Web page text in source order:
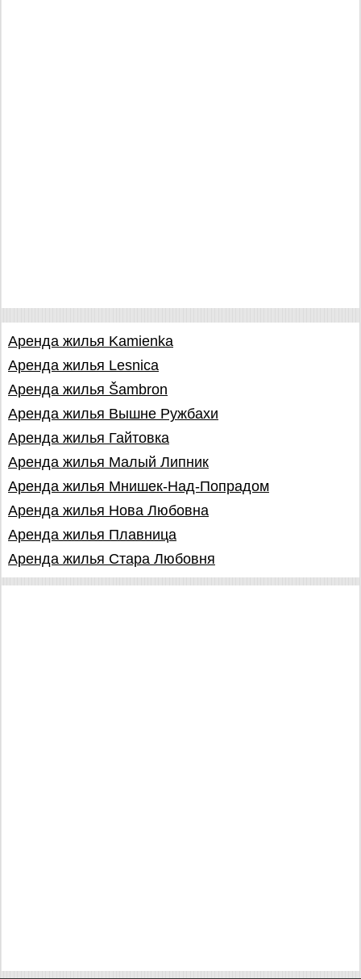
Аренда жилья Kamienka
Аренда жилья Lesnica
Аренда жилья Šambron
Аренда жилья Вышне Ружбахи
Аренда жилья Гайтовка
Аренда жилья Малый Липник
Аренда жилья Мнишек-Над-Попрадом
Аренда жилья Нова Любовна
Аренда жилья Плавница
Аренда жилья Стара Любовня